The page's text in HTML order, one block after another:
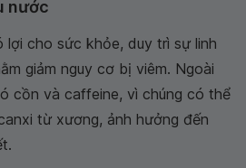
nước
lợi cho sức khỏe, duy trì sự linh
giảm nguy cơ bị viêm. Ngoài
cồn và caffeine, vì chúng có thể
từ xương, ảnh hưởng đến